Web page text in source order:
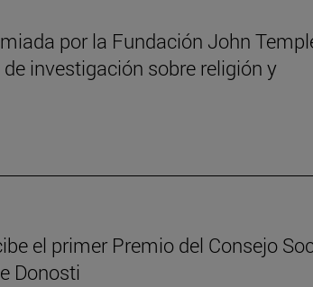
por la Fundación John
investigación sobre religión y
el primer Premio del Consejo
Donosti